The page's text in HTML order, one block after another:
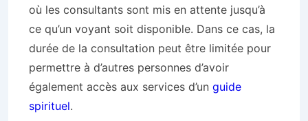
où les consultants sont mis en attente jusqu’à
ce qu’un voyant soit disponible. Dans ce cas, la
durée de la consultation peut être limitée pour
permettre à d’autres personnes d’avoir
également accès aux services d’un guide
spirituel.